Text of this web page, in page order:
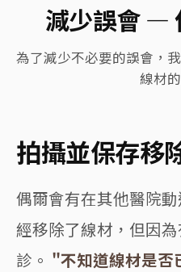
減少誤會 —
為了減少不必要的誤會，
線材
拍攝並保存移
偶爾會有在其他醫院
經移除了線材，但因
診。 "不知道線材是否